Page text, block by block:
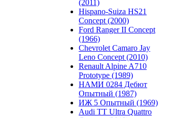
(2011)
Hispano-Suiza HS21
Concept (2000)
Ford Ranger II Concept
(1966)
Chevrolet Camaro Jay
Leno Concept (2010)
Renault Alpine A710
Prototype (1989)
НАМИ 0284 Дебют
Опытный (1987)
ИЖ 5 Опытный (1969)
Audi TT Ultra Quattro